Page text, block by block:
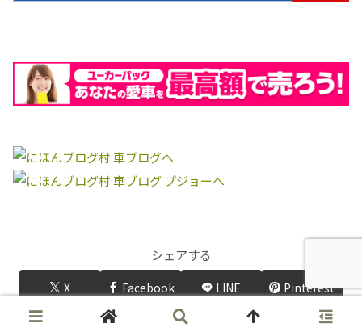
シェアする
X Facebook LINE Pinterest